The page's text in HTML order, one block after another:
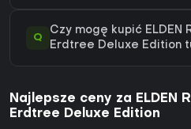
Q
Czy mogę kupić ELDEN
Erdtree Deluxe Edition
Najlepsze ceny za ELDEN
Erdtree Deluxe Edition